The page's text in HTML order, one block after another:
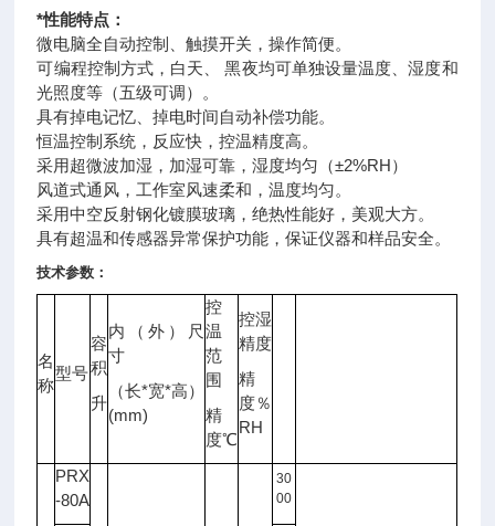
*性能特点：
微电脑全自动控制、触摸开关，操作简便。
可编程控制方式，白天、 黑夜均可单独设量温度、湿度和
光照度等（五级可调）。
具有掉电记忆、掉电时间自动补偿功能。
恒温控制系统，反应快，控温精度高。
采用超微波加湿，加湿可靠，湿度均匀（±2%RH）
风道式通风，工作室风速柔和，温度均匀。
采用中空反射钢化镀膜玻璃，绝热性能好，美观大方。
具有超温和传感器异常保护功能，保证仪器和样品安全。
技术参数：
名
称
型号
容
积
升
内（外）尺
寸
（长*宽*高）
(mm)
控
温
范
围
精
度℃
控湿
精度
精
度％
RH
PRX
-80A
30
00